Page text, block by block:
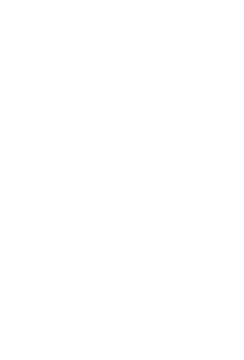
(jen pro dospělé), SPA centrum, vnitřní bazén, Wi-Fi
vybraných alkoholických nápojů místní výroby. Lze čerpat v